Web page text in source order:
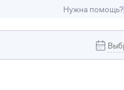
Нужна помощь?